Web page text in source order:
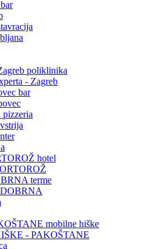
- Zagreb
- PAKOŠTANE